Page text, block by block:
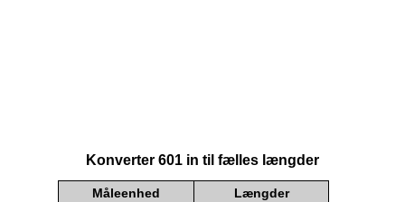
Konverter 601 in til fælles længder
Måleenhed Længder